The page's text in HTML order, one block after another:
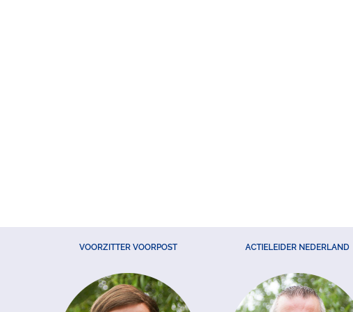
VOORZITTER VOORPOST ACTIELEIDER NEDERLAND